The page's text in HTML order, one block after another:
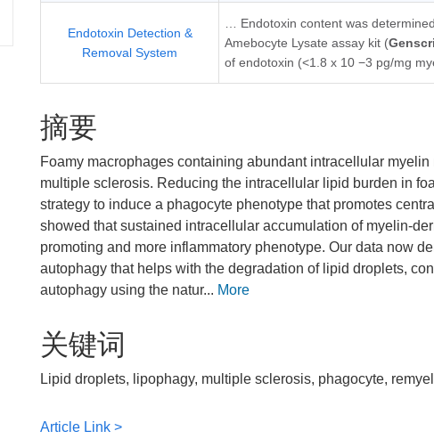
Endotoxin Detection &
Removal System
… Endotoxin content was
Amebocyte Lysate assay kit (
of endotoxin (<1.8 x 10 −3 pg/mg
摘要
Foamy macrophages containing abundant intracellular
multiple sclerosis. Reducing the intracellular lipid burden in
strategy to induce a phagocyte phenotype that promotes
showed that sustained intracellular accumulation of myelin-
promoting and more inflammatory phenotype. Our data now
autophagy that helps with the degradation of lipid droplets,
autophagy using the natur... More
关键词
Lipid droplets, lipophagy, multiple sclerosis, phagocyte,
Article Link >